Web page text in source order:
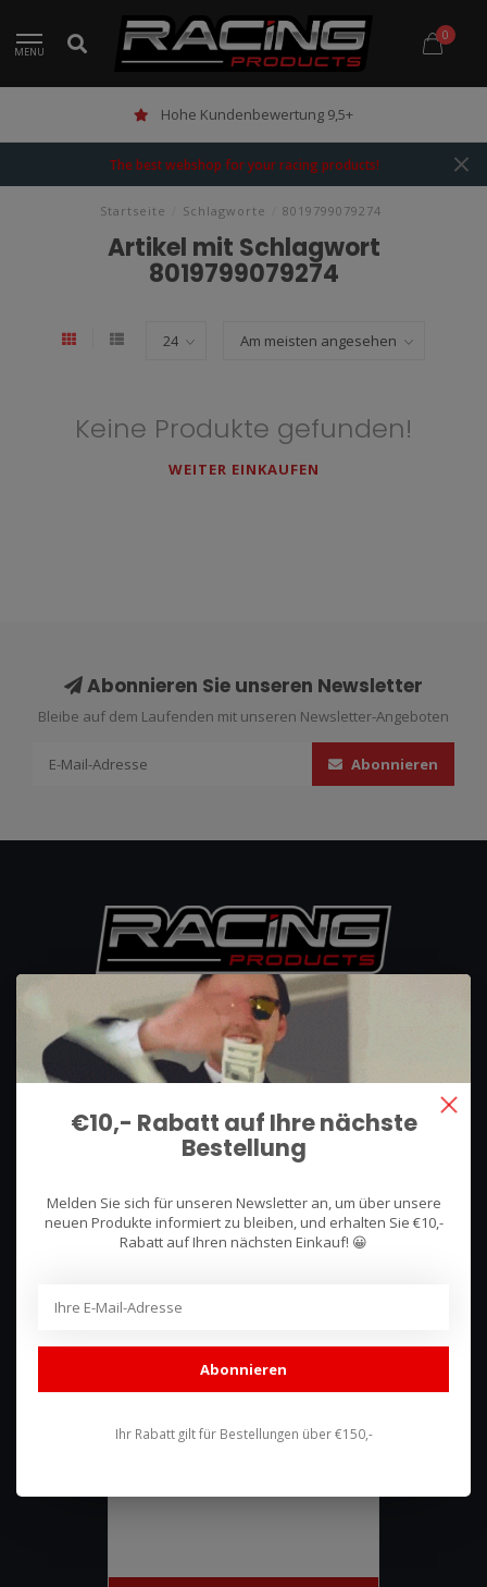
MENU
0
Hohe Kundenbewertung 9,5+
The best webshop for your racing products!
Startseite Schlagworte 8019799079274
Artikel mit Schlagwort
8019799079274
Keine Produkte gefunden!
WEITER EINKAUFEN
Abonnieren Sie unseren Newsletter
Bleibe auf dem Laufenden mit unseren Newsletter-Angeboten
Abonnieren
We use what we sell, that's the difference!
Hullerpad 13Q
Lunteren, Nederland
085 744 4602
shop@racing-products.com
Bewertungen
€10,- Rabatt auf Ihre nächste
Bestellung
Melden Sie sich für unseren Newsletter an, um über unsere
neuen Produkte informiert zu bleiben, und erhalten Sie €10,-
Rabatt auf Ihren nächsten Einkauf! 😀
Abonnieren
Ihr Rabatt gilt für Bestellungen über €150,-